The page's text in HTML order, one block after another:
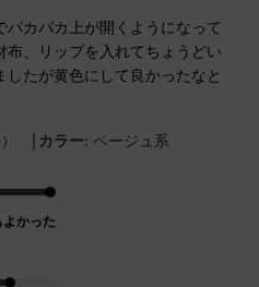
カパカ上が開くようになって
、リップを入れてちょうどい
たが黄色にして良かったなと
| カラー: ベージュ系
よかった